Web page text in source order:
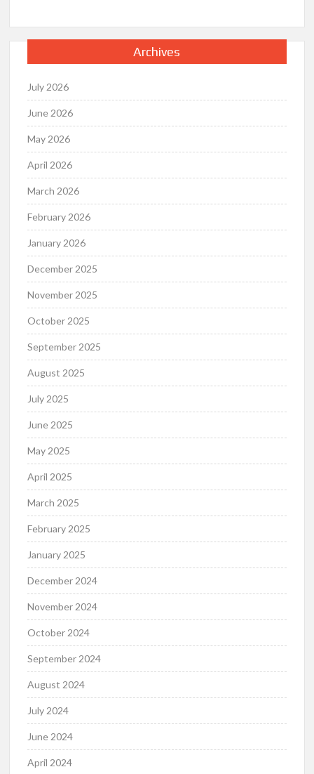
Archives
July 2026
June 2026
May 2026
April 2026
March 2026
February 2026
January 2026
December 2025
November 2025
October 2025
September 2025
August 2025
July 2025
June 2025
May 2025
April 2025
March 2025
February 2025
January 2025
December 2024
November 2024
October 2024
September 2024
August 2024
July 2024
June 2024
April 2024